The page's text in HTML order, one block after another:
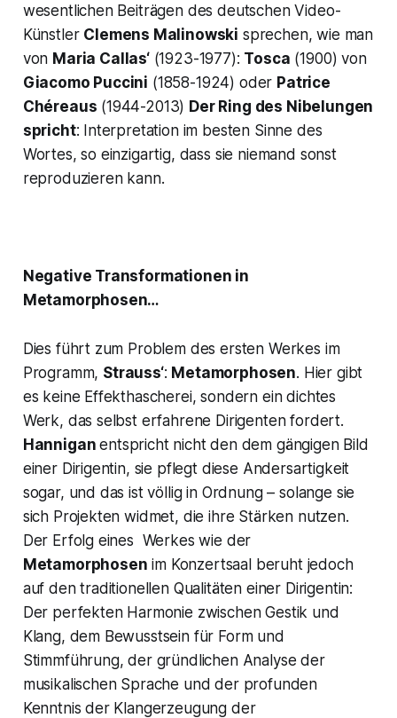
wesentlichen Beiträgen des deutschen Video-
Künstler Clemens Malinowski sprechen, wie man
von Maria Callas‘(1923-1977): Tosca (1900) von
Giacomo Puccini (1858-1924) oder Patrice
Chéreaus (1944-2013) Der Ring des Nibelungen
spricht: Interpretation im besten Sinne des
Wortes, so einzigartig, dass sie niemand sonst
reproduzieren kann.
Negative Transformationen in
Metamorphosen…
Dies führt zum Problem des ersten Werkes im
Programm, Strauss‘: Metamorphosen. Hier gibt
es keine Effekthascherei, sondern ein dichtes
Werk, das selbst erfahrene Dirigenten fordert.
Hanniganentspricht nicht den dem gängigen Bild
einer Dirigentin, sie pflegt diese Andersartigkeit
sogar, und das ist völlig in Ordnung – solange sie
sich Projekten widmet, die ihre Stärken nutzen.
Der Erfolg eines Werkes wie der
Metamorphosen im Konzertsaal beruht jedoch
auf den traditionellen Qualitäten einer Dirigentin:
Der perfekten Harmonie zwischen Gestik und
Klang, dem Bewusstsein für Form und
Stimmführung, der gründlichen Analyse der
musikalischen Sprache und der profunden
Kenntnis der Klangerzeugung der